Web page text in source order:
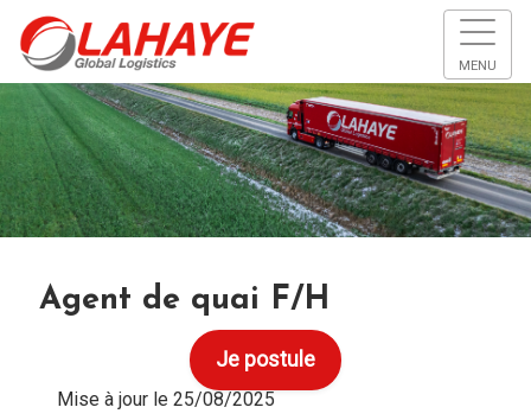
MENU
Agent de quai F/H
Je postule
Mise à jour le 25/08/2025